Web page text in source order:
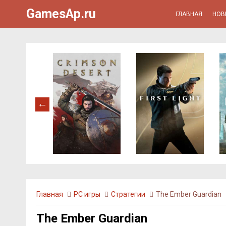
GamesAp.ru ГЛАВНАЯ
Главная PC игры Стратегии The Ember Guardian
The Ember Guardian